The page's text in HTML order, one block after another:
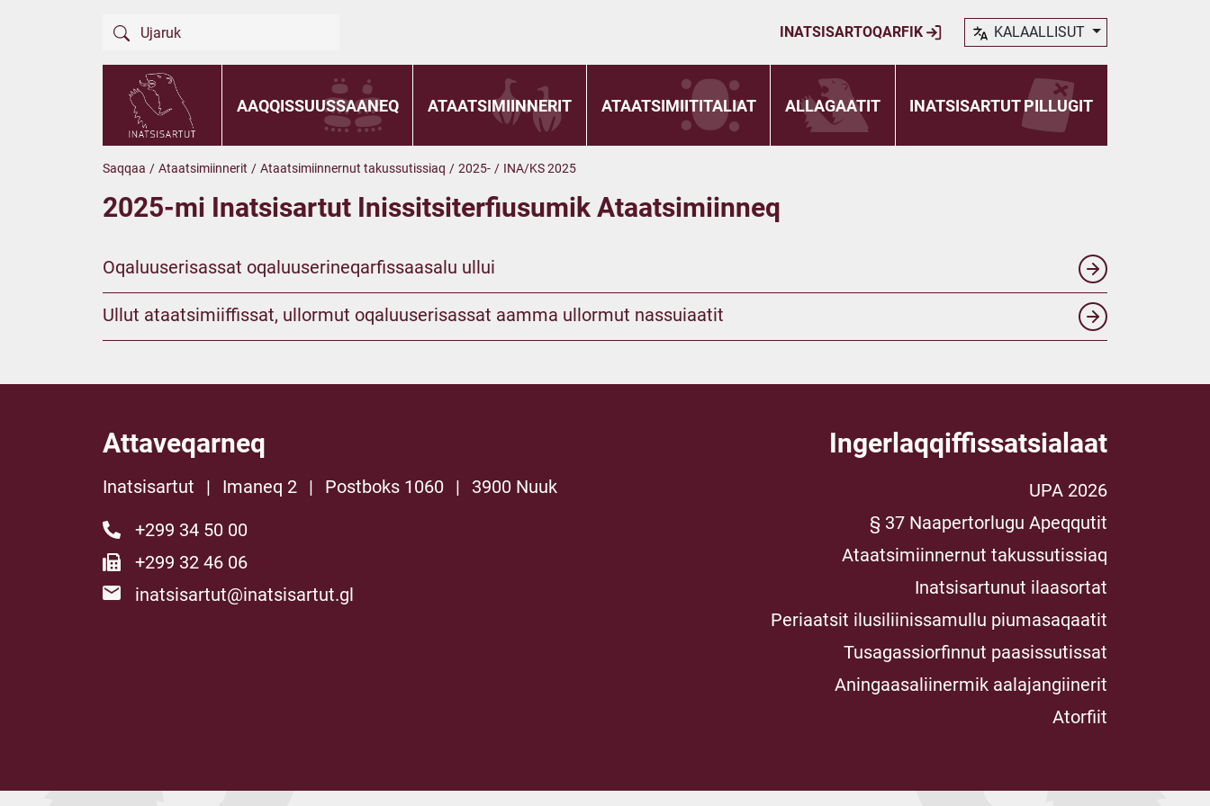
INATSISARTOQARFIK KALAALLISUT
AAQQISSUUSSAANEQ ATAATSIMIINNERIT ATAATSIMIITITALIAT ALLAGAATIT INATSISARTUT PILLUGIT
Saqqaa / Ataatsimiinnerit / Ataatsimiinnernut takussutissiaq / 2025- / INA/KS 2025
2025-mi Inatsisartut Inissitsiterfiusumik Ataatsimiinneq
Oqaluuserisassat oqaluuserineqarfissaasalu ullui
Ullut ataatsimiiffissat, ullormut oqaluuserisassat aamma ullormut nassuiaatit
Attaveqarneq
Inatsisartut | Imaneq 2 | Postboks 1060 |
3900 Nuuk
+299 34 50 00
+299 32 46 06
inatsisartut@inatsisartut.gl
Ingerlaqqiffissatsialaat
UPA 2026
§ 37 Naapertorlugu Apeqqutit
Ataatsimiinnernut takussutissiaq
Inatsisartunut ilaasortat
Periaatsit ilusiliinissamullu piumasaqaatit
Tusagassiorfinnut paasissutissat
Aningaasaliinermik aalajangiinerit
Atorfiit